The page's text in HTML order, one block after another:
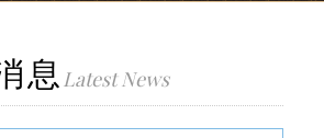
Latest News
息